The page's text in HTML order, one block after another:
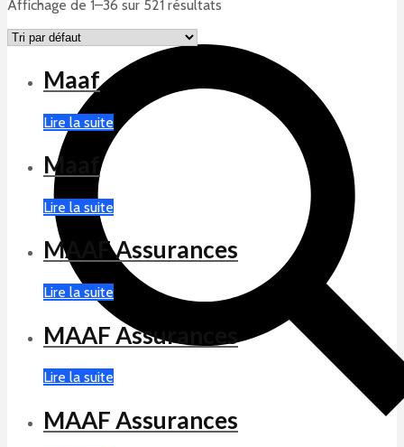
Affichage de 1–36 sur 521 résultats
Maaf
Lire la suite
Maaf
Lire la suite
MAAF Assurances
Lire la suite
MAAF Assurances
Lire la suite
MAAF Assurances